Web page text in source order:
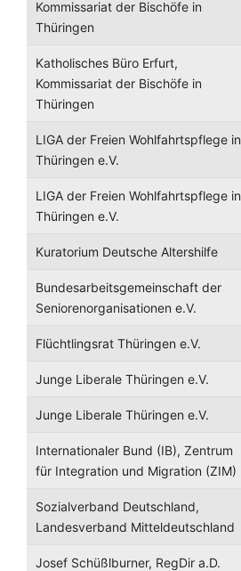
Kommissariat der Bischöfe in
Thüringen
Katholisches Büro Erfurt,
Kommissariat der Bischöfe in
Thüringen
LIGA der Freien Wohlfahrtspflege in
Thüringen e.V.
LIGA der Freien Wohlfahrtspflege in
Thüringen e.V.
Kuratorium Deutsche Altershilfe
Bundesarbeitsgemeinschaft der
Seniorenorganisationen e.V.
Flüchtlingsrat Thüringen e.V.
Junge Liberale Thüringen e.V.
Junge Liberale Thüringen e.V.
Internationaler Bund (IB), Zentrum
für Integration und Migration (ZIM)
Sozialverband Deutschland,
Landesverband Mitteldeutschland
Josef Schüßlburner, RegDir a.D.